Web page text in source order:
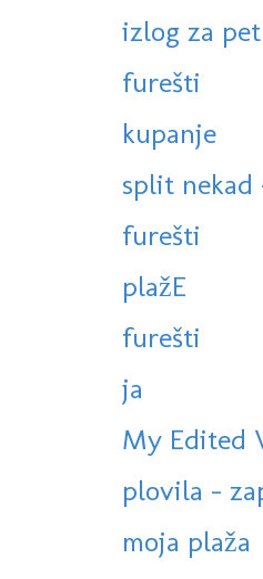
izlog za pet
furešti
kupanje
split nekad
furešti
plažE
furešti
ja
My Edited
plovila -
moja plaža